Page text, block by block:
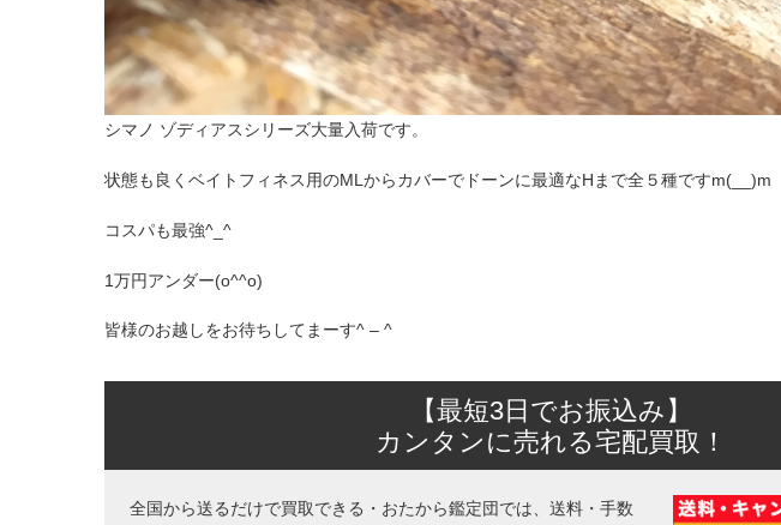
シマノ ゾディアスシリーズ大量入荷です。
状態も良くベイトフィネス用のMLからカバーでドーンに最適なHまで全５種ですm(__)m
コスパも最強^_^
1万円アンダー(o^^o)
皆様のお越しをお待ちしてまーす^ – ^
【最短3日でお振込み】
カンタンに売れる宅配買取！
全国から送るだけで買取できる・おたから鑑定団では、送料・手数